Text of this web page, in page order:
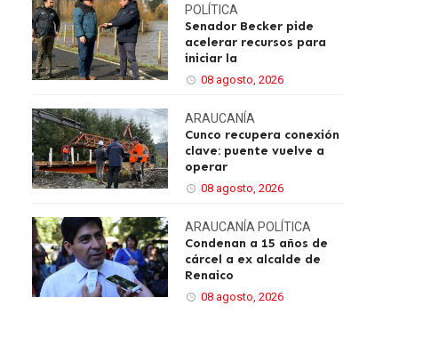
POLÍTICA
Senador Becker pide
acelerar recursos para
iniciar la
08 agosto, 2026
ARAUCANÍA
Cunco recupera conexión
clave: puente vuelve a
operar
08 agosto, 2026
ARAUCANÍA POLÍTICA
Condenan a 15 años de
cárcel a ex alcalde de
Renaico
08 agosto, 2026